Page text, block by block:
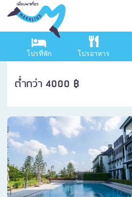
โปรที่พัก โปรอาหาร
ต่ำกว่า 4000 ฿